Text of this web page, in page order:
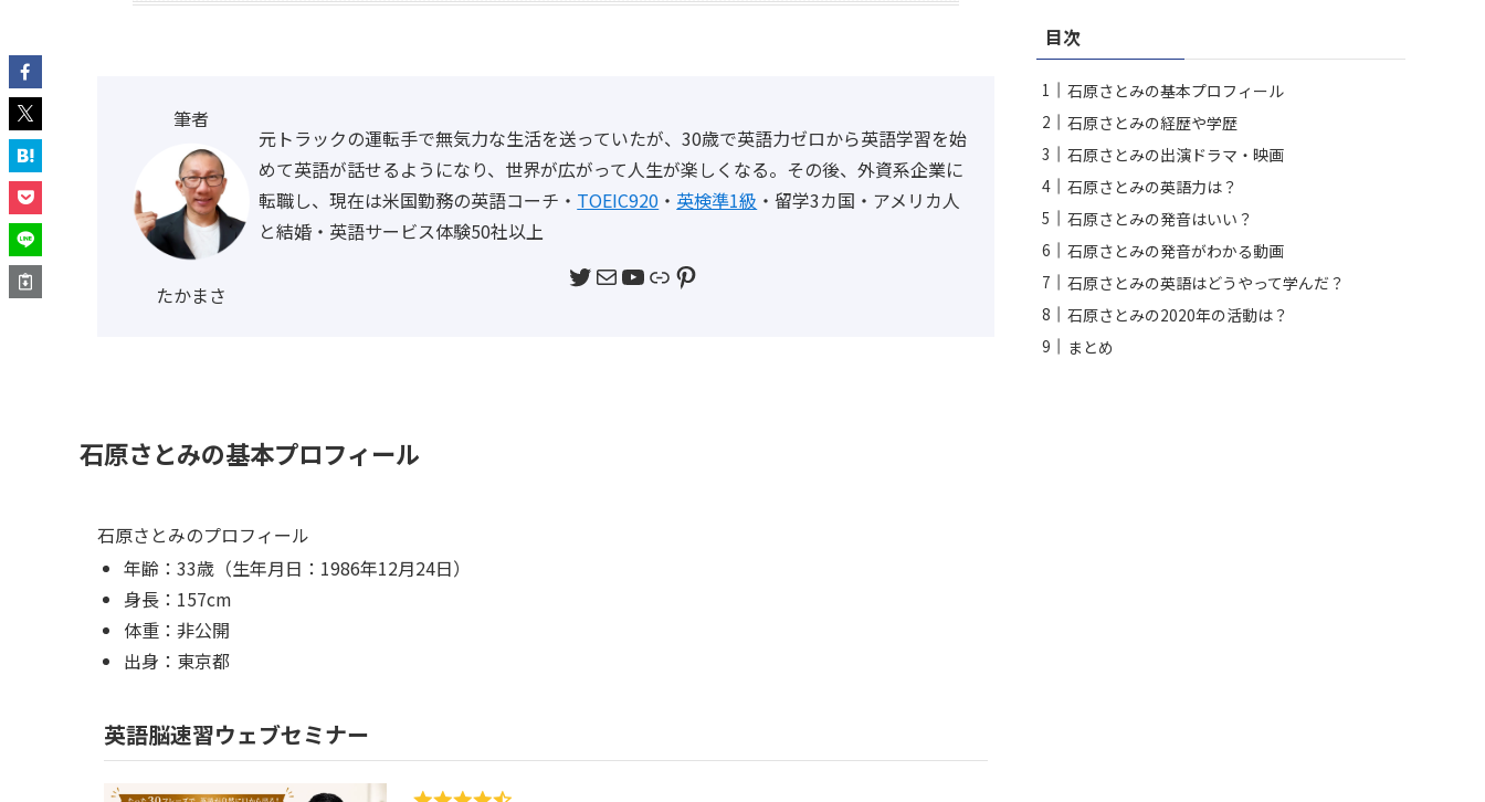
筆者
たかまさ
元トラックの運転手で無気力な生活を送っていたが、30歳で英語力ゼロから英語学習を始
めて英語が話せるようになり、世界が広がって人生が楽しくなる。その後、外資系企業に
転職し、現在は米国勤務の英語コーチ・ TOEIC920 ・ 英検準1級 ・留学3カ国・アメリカ人
と結婚・英語サービス体験50社以上
Twitter メールYouTube リンクPinterest
石原さとみの基本プロフィール
石原さとみのプロフィール
年齢：33歳（生年月日：1986年12月24日）
身長：157cm
体重：非公開
出身：東京都
英語脳速習ウェブセミナー
目次
石原さとみの基本プロフィール
石原さとみの経歴や学歴
石原さとみの出演ドラマ・映画
石原さとみの英語力は？
石原さとみの発音はいい？
石原さとみの発音がわかる動画
石原さとみの英語はどうやって学んだ？
石原さとみの2020年の活動は？
まとめ